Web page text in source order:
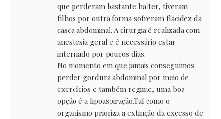
que perderam bastante halter, tiveram
filhos por outra forma sofreram flacidez da
casca abdominal. A cirurgia é realizada com
anestesia geral e é necessário estar
internado por poucos dias.
No momento em que jamais conseguimos
perder gordura abdominal por meio de
exercícios e também regime, uma boa
opção é a lipoaspiração.Tal como o
organismo prioriza a extinção da excesso de